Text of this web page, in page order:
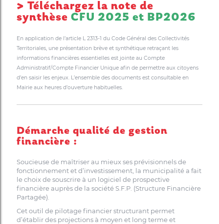
> Téléchargez la note de
synthèse CFU 2025 et BP2026
En application de l’article L 2313-1 du Code Général des Collectivités
Territoriales, une présentation brève et synthétique retraçant les
informations financières essentielles est jointe au Compte
Administratif/Compte Financier Unique afin de permettre aux citoyens
d’en saisir les enjeux. L’ensemble des documents est consultable en
Mairie aux heures d’ouverture habituelles.
Démarche qualité de gestion
financière :
Soucieuse de maîtriser au mieux ses prévisionnels de
fonctionnement et d’investissement, la municipalité a fait
le choix de souscrire à un logiciel de prospective
financière auprès de la société S.F.P. (Structure Financière
Partagée).
Cet outil de pilotage financier structurant permet
d’établir des projections à moyen et long terme et